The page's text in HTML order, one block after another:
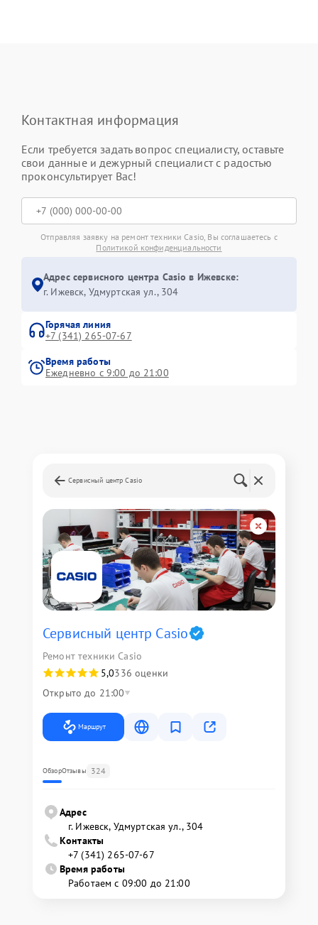
Контактная информация
Если требуется задать вопрос специалисту, оставьте
свои данные и дежурный специалист с радостью
проконсультирует Вас!
Отправляя заявку на ремонт техники Casio, Вы соглашаетесь с
Политикой конфиденциальности
Адрес сервисного центра Casio в Ижевске:
г. Ижевск, Удмуртская ул., 304
Горячая линия
+7 (341) 265-07-67
Время работы
Ежедневно с 9:00 до 21:00
Сервисный центр Casio
Сервисный центр Casio
Ремонт техники Casio
5,0336 оценки
Открыто до 21:00
Маршрут
ОбзорОтзывы 324
Адрес
г. Ижевск, Удмуртская ул., 304
Контакты
+7 (341) 265-07-67
Время работы
Работаем с 09:00 до 21:00